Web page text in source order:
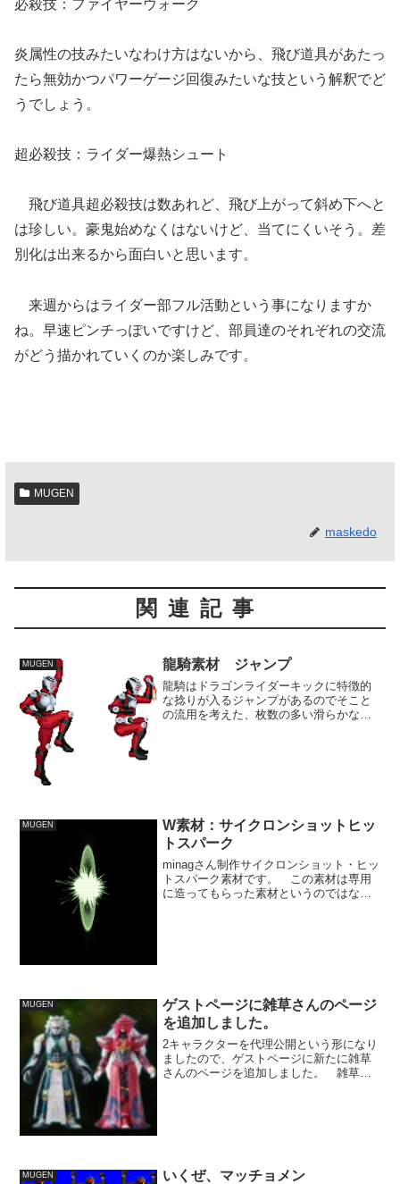
必殺技：ファイヤーウォーク
炎属性の技みたいなわけ方はないから、飛び道具があたっ
たら無効かつパワーゲージ回復みたいな技という解釈でど
うでしょう。
超必殺技：ライダー爆熱シュート
飛び道具超必殺技は数あれど、飛び上がって斜め下へと
は珍しい。豪鬼始めなくはないけど、当てにくいそう。差
別化は出来るから面白いと思います。
来週からはライダー部フル活動という事になりますか
ね。早速ピンチっぽいですけど、部員達のそれぞれの交流
がどう描かれていくのか楽しみです。
MUGEN
maskedo
関連記事
MUGEN 龍騎素材 ジャンプ
龍騎はドラゴンライダーキックに特徴的
な捻りが入るジャンプがあるのでそこと
の流用を考えた、枚数の多い滑らかなジ
MUGEN
W素材：サイクロンショットヒッ
トスパーク
minagさん制作サイクロンショット・ヒッ
トスパーク素材です。 この素材は専用
に造ってもらった素材というのではな
MUGEN
ゲストページに雑草さんのページ
を追加しました。
2キャラクターを代理公開という形になり
ましたので、ゲストページに新たに雑草
さんのページを追加しました。 雑草さ
MUGEN いくぜ、マッチョメン